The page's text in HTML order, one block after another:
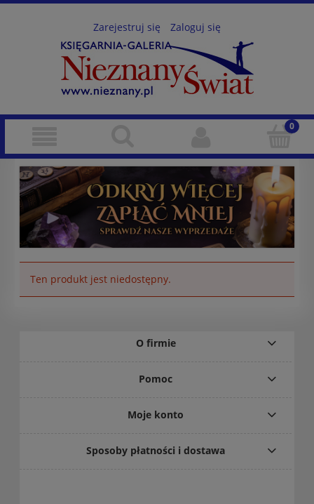
Zarejestruj się Zaloguj się
Ten produkt jest niedostępny.
O firmie
Pomoc
Moje konto
Sposoby płatności i dostawa